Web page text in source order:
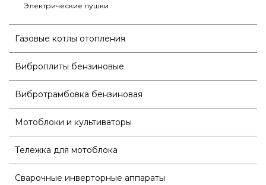
Электрические пушки
Газовые котлы отопления
Виброплиты бензиновые
Вибротрамбовка бензиновая
Мотоблоки и культиваторы
Тележка для мотоблока
Сварочные инверторные аппараты